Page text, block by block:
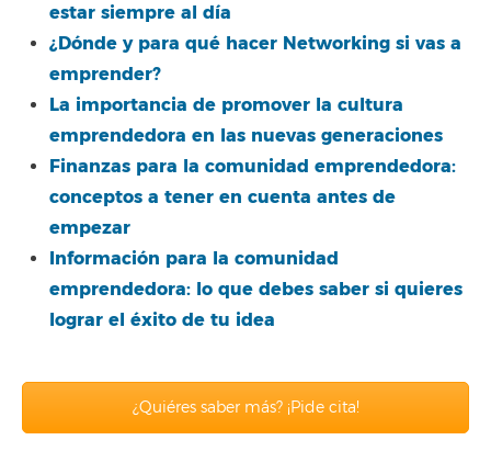
estar siempre al día
¿Dónde y para qué hacer Networking si vas a
emprender?
La importancia de promover la cultura
emprendedora en las nuevas generaciones
Finanzas para la comunidad emprendedora:
conceptos a tener en cuenta antes de
empezar
Información para la comunidad
emprendedora: lo que debes saber si quieres
lograr el éxito de tu idea
¿Quiéres saber más? ¡Pide cita!